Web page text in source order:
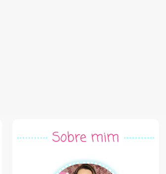
Sobre mim